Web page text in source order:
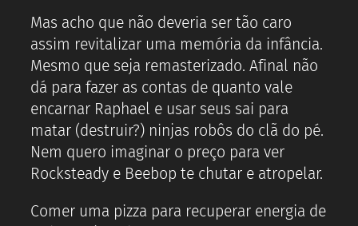
Mas acho que não deveria ser tão caro
assim revitalizar uma memória da infância.
Mesmo que seja remasterizado. Afinal não
dá para fazer as contas de quanto vale
encarnar Raphael e usar seus sai para
matar (destruir?) ninjas robôs do clã do pé.
Nem quero imaginar o preço para ver
Rocksteady e Beebop te chutar e atropelar.
Comer uma pizza para recuperar energia de